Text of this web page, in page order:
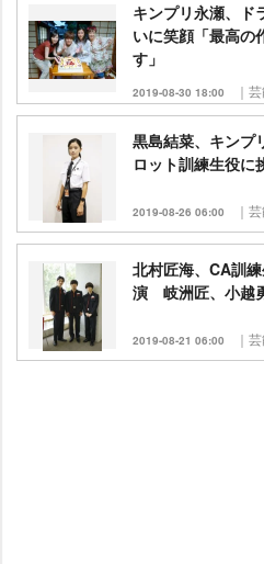
キンプリ永瀬、ド
いに笑顔「最高の
す」
2019-08-30 18:00 ｜
黒島結菜、キン
ロット訓練生役に
2019-08-26 06:00 ｜
北村匠海、CA訓
演 岐洲匠、小越
2019-08-21 06:00 ｜